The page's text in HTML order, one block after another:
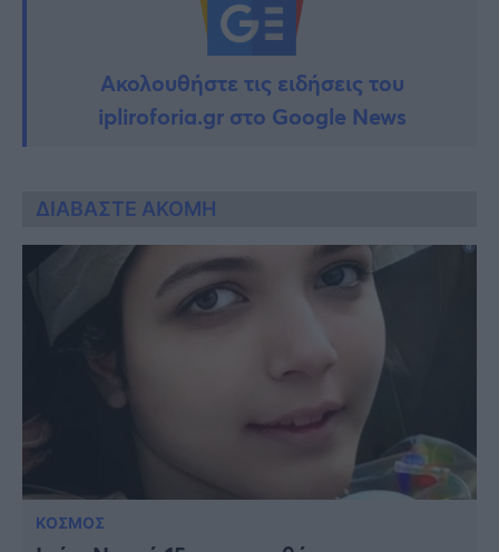
Ακολουθήστε τις ειδήσεις του
ipliroforia.gr στο Google News
ΔΙΑΒΑΣΤΕ ΑΚΟΜΗ
ΚΟΣΜΟΣ